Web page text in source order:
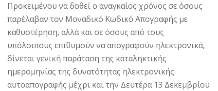
Προκειμένου να δοθεί ο αναγκαίος χρόνος σε όσους
παρέλαβαν τον Μοναδικό Κωδικό Απογραφής με
καθυστέρηση, αλλά και σε όσους από τους
υπόλοιπους επιθυμούν να απογραφούν ηλεκτρονικά,
δίνεται γενική παράταση της καταληκτικής
ημερομηνίας της δυνατότητας ηλεκτρονικής
αυτοαπογραφής μέχρι και την Δευτέρα 13 Δεκεμβρίου